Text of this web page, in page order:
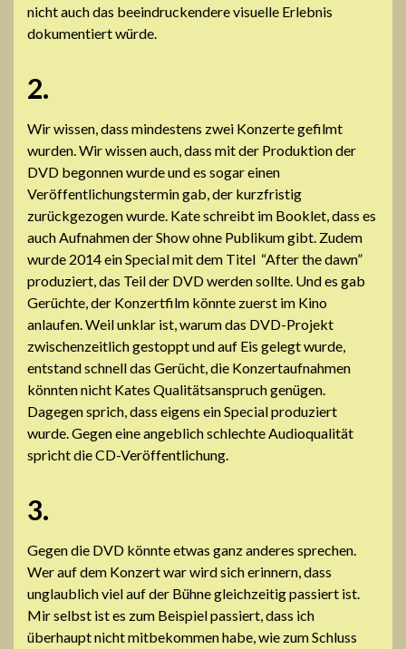
nicht auch das beeindruckendere visuelle Erlebnis
dokumentiert würde.
2.
Wir wissen, dass mindestens zwei Konzerte gefilmt
wurden. Wir wissen auch, dass mit der Produktion der
DVD begonnen wurde und es sogar einen
Veröffentlichungstermin gab, der kurzfristig
zurückgezogen wurde. Kate schreibt im Booklet, dass es
auch Aufnahmen der Show ohne Publikum gibt. Zudem
wurde 2014 ein Special mit dem Titel “After the dawn”
produziert, das Teil der DVD werden sollte. Und es gab
Gerüchte, der Konzertfilm könnte zuerst im Kino
anlaufen. Weil unklar ist, warum das DVD-Projekt
zwischenzeitlich gestoppt und auf Eis gelegt wurde,
entstand schnell das Gerücht, die Konzertaufnahmen
könnten nicht Kates Qualitätsanspruch genügen.
Dagegen sprich, dass eigens ein Special produziert
wurde. Gegen eine angeblich schlechte Audioqualität
spricht die CD-Veröffentlichung.
3.
Gegen die DVD könnte etwas ganz anderes sprechen.
Wer auf dem Konzert war wird sich erinnern, dass
unglaublich viel auf der Bühne gleichzeitig passiert ist.
Mir selbst ist es zum Beispiel passiert, dass ich
überhaupt nicht mitbekommen habe, wie zum Schluss